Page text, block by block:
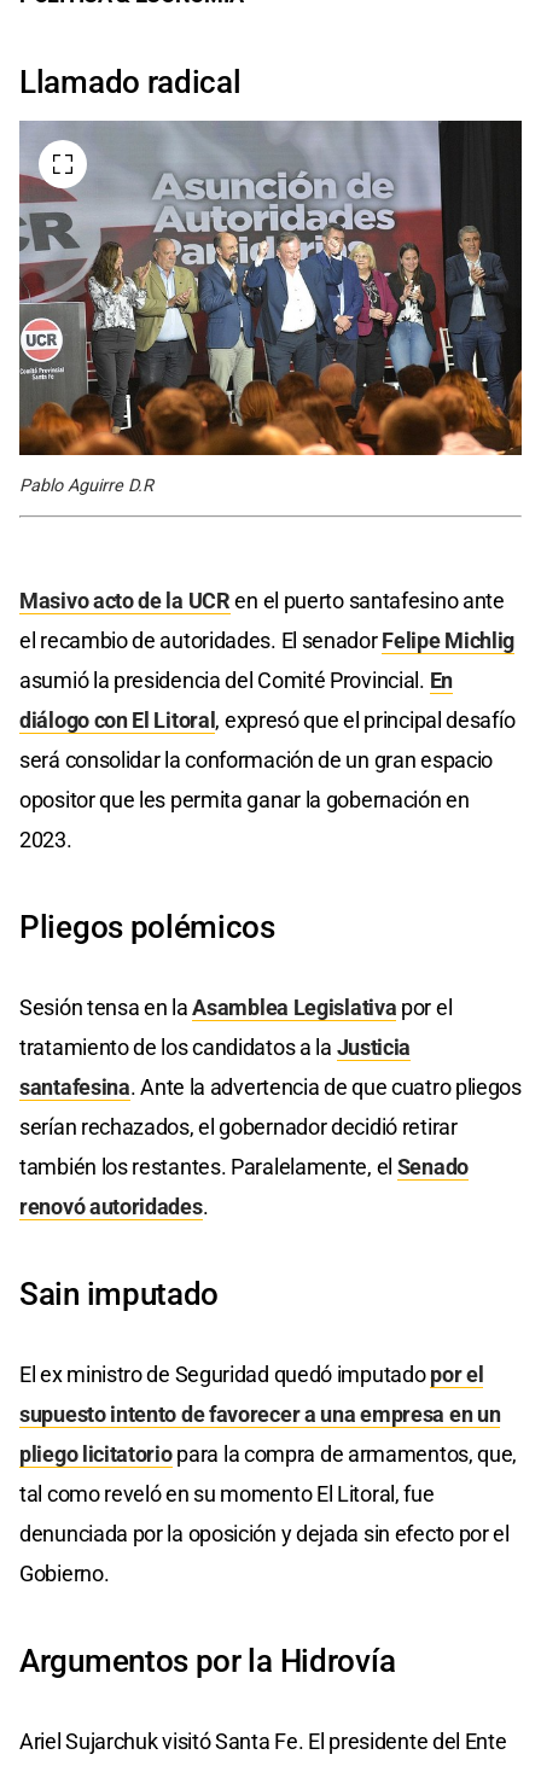
Llamado radical
Pablo Aguirre D.R
Masivo acto de la UCRen el puerto santafesino ante
el recambio de autoridades. El senadorFelipe Michlig
asumió la presidencia del Comité Provincial. En
diálogo con El Litoral, expresó que el principal desafío
será consolidar la conformación de un gran espacio
opositor que les permita ganar la gobernación en
2023.
Pliegos polémicos
Sesión tensa en laAsamblea Legislativa por el
tratamiento de los candidatos a la Justicia
santafesina. Ante la advertencia de que cuatro pliegos
serían rechazados, el gobernador decidió retirar
también los restantes. Paralelamente, el Senado
renovó autoridades.
Sain imputado
El ex ministro de Seguridad quedó imputadopor el
supuesto intento de favorecer a una empresa en un
pliego licitatoriopara la compra de armamentos, que,
tal como reveló en su momento El Litoral, fue
denunciada por la oposición y dejada sin efecto por el
Gobierno.
Argumentos por la Hidrovía
Ariel Sujarchuk visitó Santa Fe. El presidente del Ente